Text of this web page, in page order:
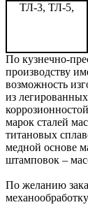
ТЛ-3, ТЛ-5,
По кузнечно-
производству
возможность
из
марок сталей
титановых
медной основе
штамповок –
По желанию